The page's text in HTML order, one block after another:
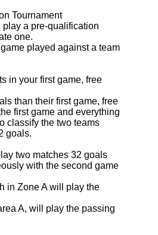
Tournament
a pre-qualification
one.
played against a team
in your first game, free
than their first game, free
first game and everything
classify the two teams
goals.
two matches 32 goals
with the second game
in Zone A will play the
A, will play the passing